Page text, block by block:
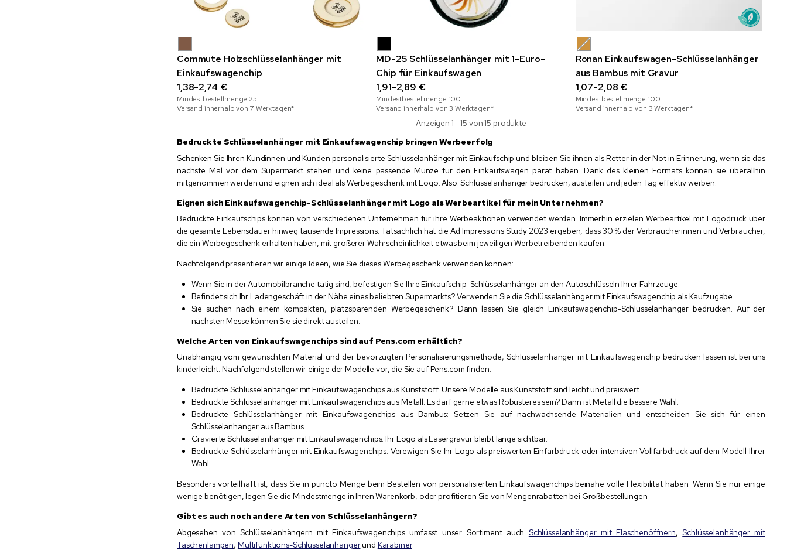
Commute Holzschlüsselanhänger mit
Einkaufswagenchip
1,38-2,74 €
Mindestbestellmenge25
Versand innerhalb von 7 Werktagen*
MD-25 Schlüsselanhänger mit 1-Euro-
Chip für Einkaufswagen
1,91-2,89 €
Mindestbestellmenge 100
Versand innerhalb von 3 Werktagen*
Ronan Einkaufswagen-Schlüsselanhänger
aus Bambus mit Gravur
1,07-2,08 €
Mindestbestellmenge 100
Versand innerhalb von 3 Werktagen*
Anzeigen 1 - 15 von 15 produkte
Bedruckte Schlüsselanhänger mit Einkaufswagenchip bringen Werbeerfolg
Schenken Sie Ihren Kundinnen und Kunden personalisierte Schlüsselanhänger mit Einkaufschip und bleiben Sie ihnen als Retter in der Not in Erinnerung, wenn sie das
nächste Mal vor dem Supermarkt stehen und keine passende Münze für den Einkaufswagen parat haben. Dank des kleinen Formats können sie überallhin
mitgenommen werden und eignen sich ideal als Werbegeschenk mit Logo. Also: Schlüsselanhänger bedrucken, austeilen und jeden Tag effektiv werben.
Eignen sich Einkaufswagenchip-Schlüsselanhänger mit Logo als Werbeartikel für mein Unternehmen?
Bedruckte Einkaufschips können von verschiedenen Unternehmen für ihre Werbeaktionen verwendet werden. Immerhin erzielen Werbeartikel mit Logodruck über
die gesamte Lebensdauer hinweg tausende Impressions. Tatsächlich hat die Ad Impressions Study 2023 ergeben, dass 30 % der Verbraucherinnen und Verbraucher,
die ein Werbegeschenk erhalten haben, mit größerer Wahrscheinlichkeit etwas beim jeweiligen Werbetreibenden kaufen.
Nachfolgend präsentieren wir einige Ideen, wie Sie dieses Werbegeschenk verwenden können:
Wenn Sie in der Automobilbranche tätig sind, befestigen Sie Ihre Einkaufschip-Schlüsselanhänger an den Autoschlüsseln Ihrer Fahrzeuge.
Befindet sich Ihr Ladengeschäft in der Nähe eines beliebten Supermarkts? Verwenden Sie die Schlüsselanhänger mit Einkaufswagenchip als Kaufzugabe.
Sie suchen nach einem kompakten, platzsparenden Werbegeschenk? Dann lassen Sie gleich Einkaufswagenchip-Schlüsselanhänger bedrucken. Auf der
nächsten Messe können Sie sie direkt austeilen.
Welche Arten von Einkaufswagenchips sind auf Pens.com erhältlich?
Unabhängig vom gewünschten Material und der bevorzugten Personalisierungsmethode, Schlüsselanhänger mit Einkaufswagenchip bedrucken lassen ist bei uns
kinderleicht. Nachfolgend stellen wir einige der Modelle vor, die Sie auf Pens.com finden:
Bedruckte Schlüsselanhänger mit Einkaufswagenchips aus Kunststoff: Unsere Modelle aus Kunststoff sind leicht und preiswert.
Bedruckte Schlüsselanhänger mit Einkaufswagenchips aus Metall: Es darf gerne etwas Robusteres sein? Dann ist Metall die bessere Wahl.
Bedruckte Schlüsselanhänger mit Einkaufswagenchips aus Bambus: Setzen Sie auf nachwachsende Materialien und entscheiden Sie sich für einen
Schlüsselanhänger aus Bambus.
Gravierte Schlüsselanhänger mit Einkaufswagenchips: Ihr Logo als Lasergravur bleibt lange sichtbar.
Bedruckte Schlüsselanhänger mit Einkaufswagenchips: Verewigen Sie Ihr Logo als preiswerten Einfarbdruck oder intensiven Vollfarbdruck auf dem Modell Ihrer
Wahl.
Besonders vorteilhaft ist, dass Sie in puncto Menge beim Bestellen von personalisierten Einkaufswagenchips beinahe volle Flexibilität haben. Wenn Sie nur einige
wenige benötigen, legen Sie die Mindestmenge in Ihren Warenkorb, oder profitieren Sie von Mengenrabatten bei Großbestellungen.
Gibt es auch noch andere Arten von Schlüsselanhängern?
Abgesehen von Schlüsselanhängern mit Einkaufswagenchips umfasst unser Sortiment auch Schlüsselanhänger mit Flaschenöffnern,Schlüsselanhänger mit
Taschenlampen, Multifunktions-Schlüsselanhängerund Karabiner.